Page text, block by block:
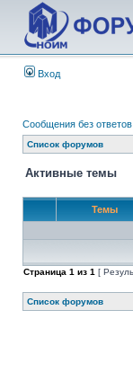
Вход
Сообщения без ответов
Список форумов
Активные темы
Темы
Страница 1 из 1 [
Список форумов